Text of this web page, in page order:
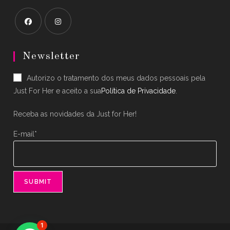
in
new
tab
in
new
tab
Newsletter
Autorizo o tratamento dos meus dados pessoais pela
Just For Her e aceito a suaPolítica de Privacidade
Receba as novidades da Just for Her!
E-mail*
1